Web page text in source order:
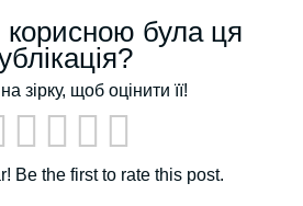
корисною була ця
зірку, щоб оцінити її!
Be the first to rate this post.